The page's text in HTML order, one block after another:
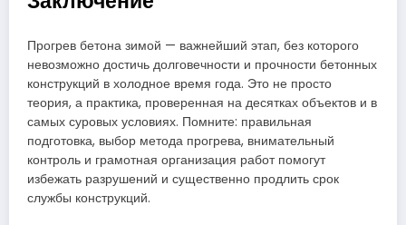
Прогрев бетона зимой — важнейший этап, без которого
невозможно достичь долговечности и прочности бетонных
конструкций в холодное время года. Это не просто
теория, а практика, проверенная на десятках объектов и в
самых суровых условиях. Помните: правильная
подготовка, выбор метода прогрева, внимательный
контроль и грамотная организация работ помогут
избежать разрушений и существенно продлить срок
службы конструкций.